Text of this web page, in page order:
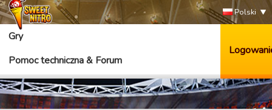
Polski
Gry
Pomoc techniczna & Forum